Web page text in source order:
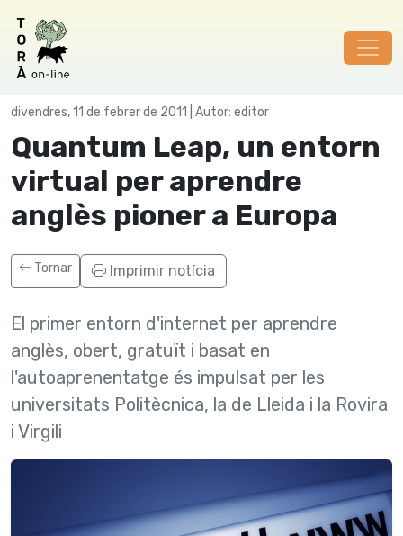
divendres, 11 de febrer de 2011 | Autor: editor
Quantum Leap, un entorn
virtual per aprendre
anglès pioner a Europa
Tornar Imprimir notícia
El primer entorn d'internet per aprendre
anglès, obert, gratuït i basat en
l'autoaprenentatge és impulsat per les
universitats Politècnica, la de Lleida i la Rovira
i Virgili